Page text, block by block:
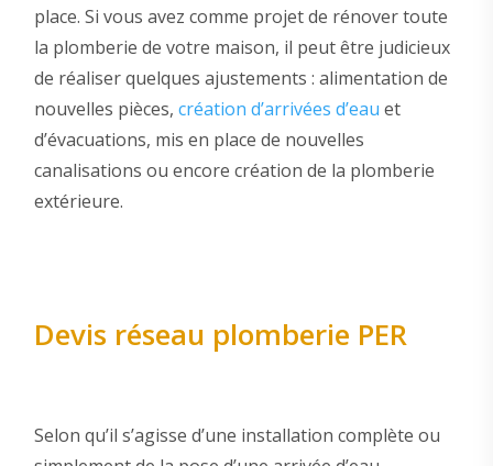
place. Si vous avez comme projet de rénover toute
la plomberie de votre maison, il peut être judicieux
de réaliser quelques ajustements : alimentation de
nouvelles pièces, création d’arrivées d’eau et
d’évacuations, mis en place de nouvelles
canalisations ou encore création de la plomberie
extérieure.
Devis réseau plomberie PER
Selon qu’il s’agisse d’une installation complète ou